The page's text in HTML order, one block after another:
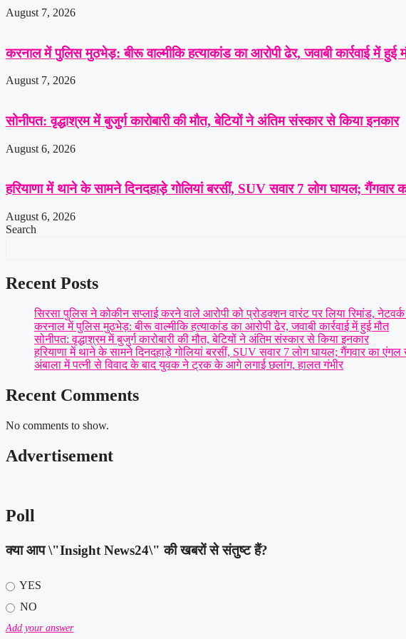
August 7, 2026
करनाल में पुलिस मुठभेड़: बीरू वाल्मीकि हत्याकांड का आरोपी ढेर, जवाबी कार्रवाई में हुई
August 7, 2026
सोनीपत: वृद्धाश्रम में बुजुर्ग कारोबारी की मौत, बेटियों ने अंतिम संस्कार से किया इनकार
August 6, 2026
हरियाणा में थाने के सामने दिनदहाड़े गोलियां बरसीं, SUV सवार 7 लोग घायल; गैंगवार
August 6, 2026
Search
Recent Posts
सिरसा पुलिस ने कोकीन सप्लाई करने वाले आरोपी को प्रोडक्शन वारंट पर लिया रिमांड,
करनाल में पुलिस मुठभेड़: बीरू वाल्मीकि हत्याकांड का आरोपी ढेर, जवाबी कार्रवाई में हुई मौत
सोनीपत: वृद्धाश्रम में बुजुर्ग कारोबारी की मौत, बेटियों ने अंतिम संस्कार से किया इनकार
हरियाणा में थाने के सामने दिनदहाड़े गोलियां बरसीं, SUV सवार 7 लोग घायल; गैंगवार का
अंबाला में पत्नी से विवाद के बाद युवक ने ट्रक के आगे लगाई छलांग, हालत गंभीर
Recent Comments
No comments to show.
Advertisement
Poll
क्या आप \"Insight News24\" की खबरों से संतुष्ट हैं?
YES
NO
Add your answer